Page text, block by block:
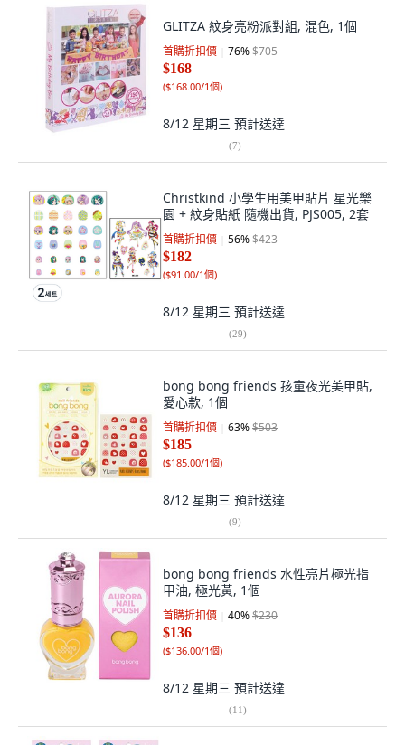
GLITZA 紋身亮粉派對組, 混色, 1個
首購折扣價 76%$705
$168
($168.00/1個)
8/12 星期三 預計送達
(7)
Christkind 小學生用美甲貼片 星光樂
園 + 紋身貼紙 隨機出貨, PJS005, 2套
首購折扣價 56%$423
$182
($91.00/1個)
8/12 星期三 預計送達
(29)
bong bong friends 孩童夜光美甲貼,
愛心款, 1個
首購折扣價 63%$503
$185
($185.00/1個)
8/12 星期三 預計送達
(9)
bong bong friends 水性亮片極光指
甲油, 極光黃, 1個
首購折扣價 40%$230
$136
($136.00/1個)
8/12 星期三 預計送達
(11)